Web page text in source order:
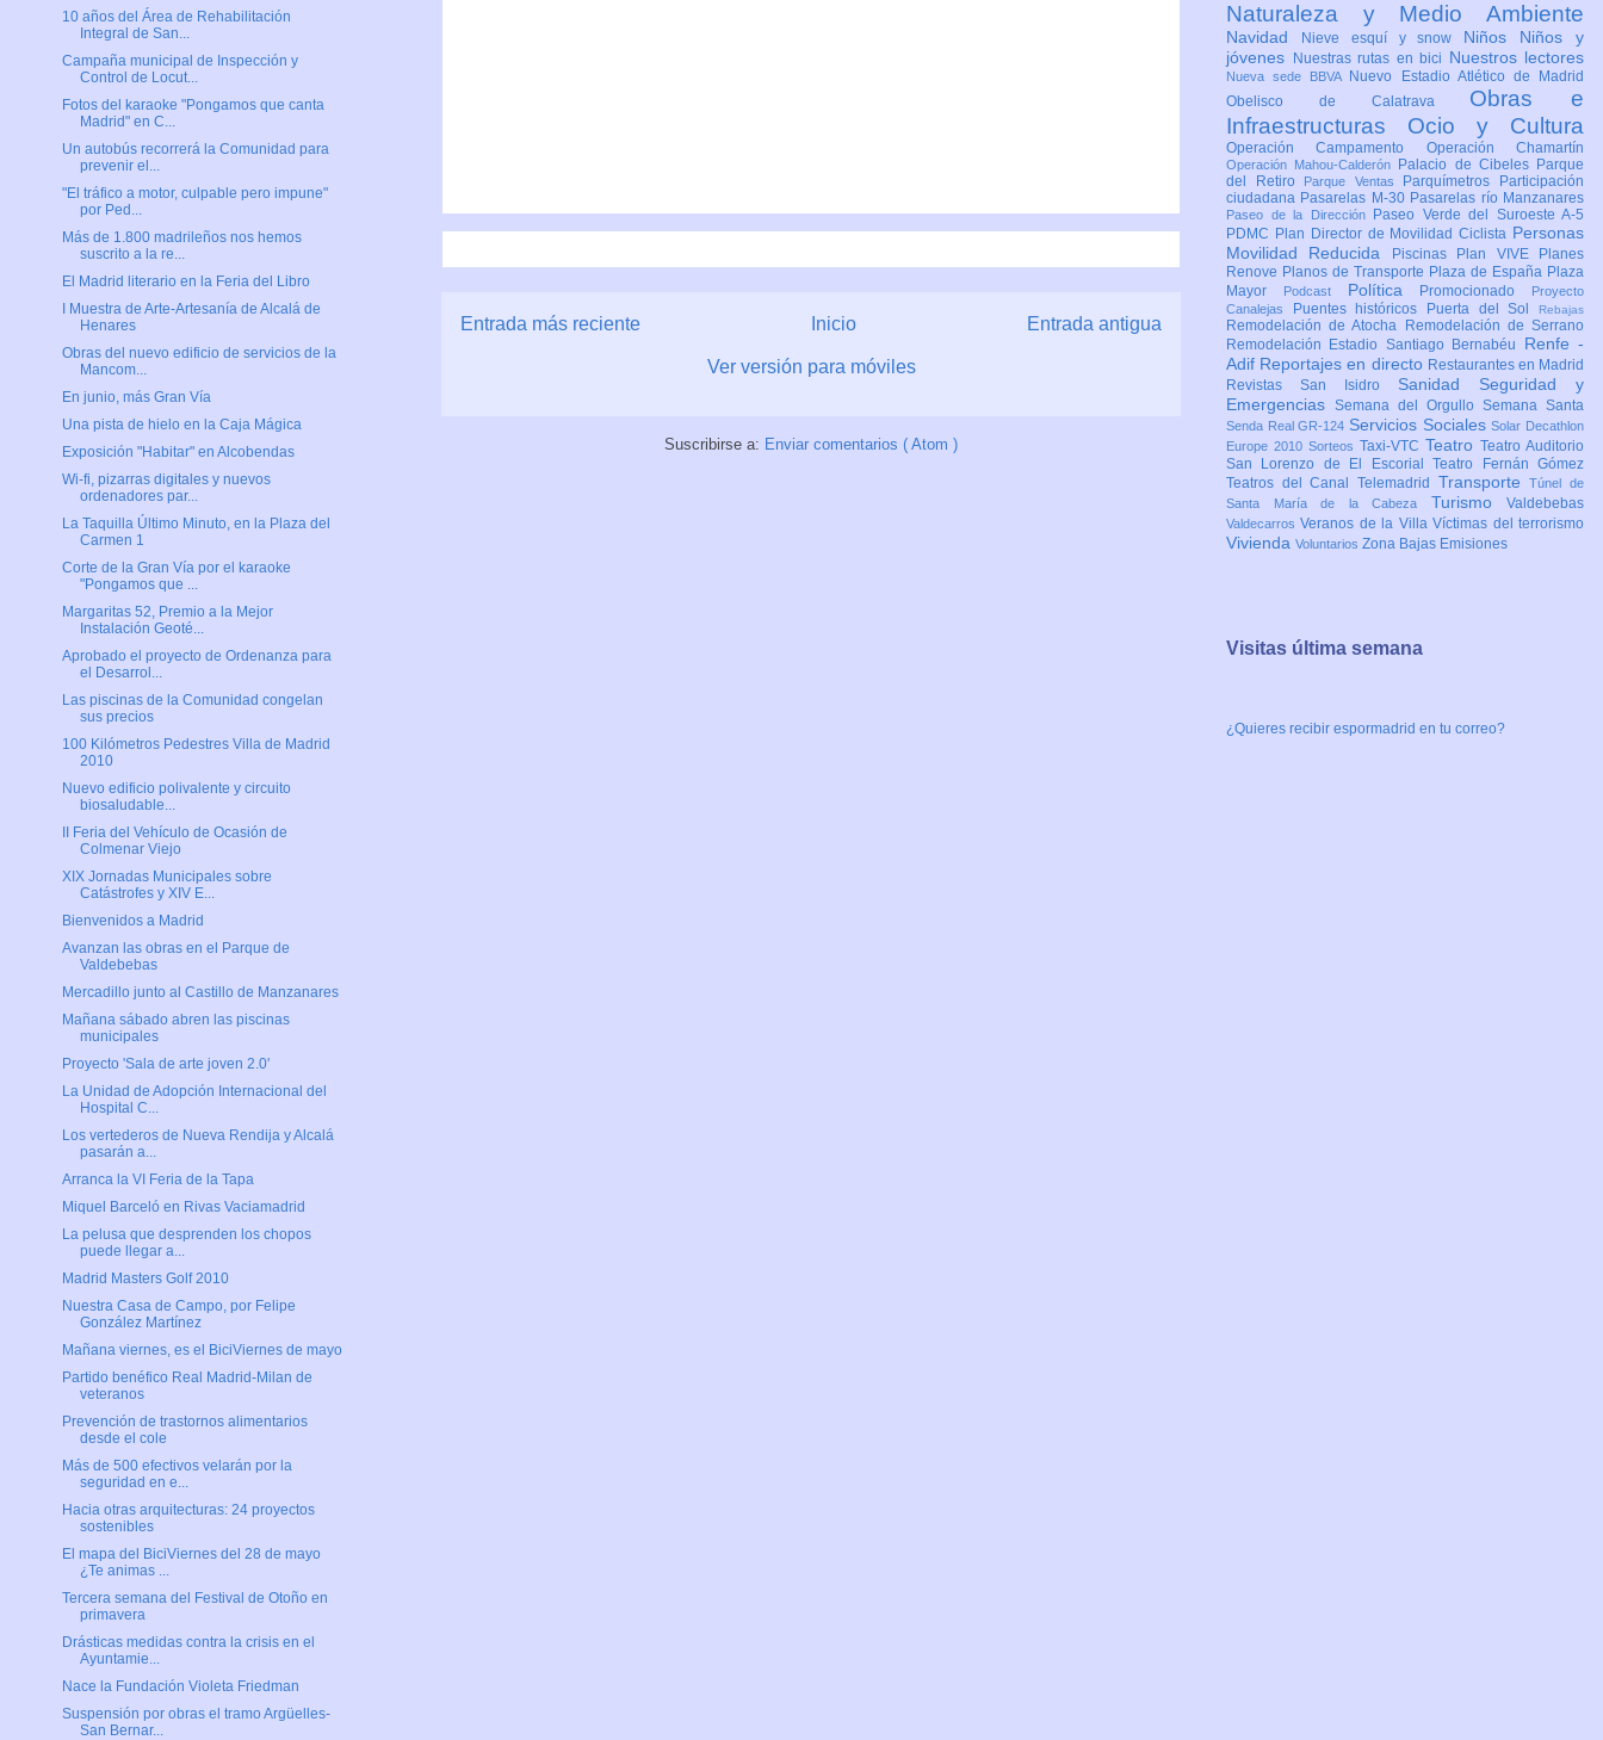
Entrada más reciente Entrada antigua
Inicio
Ver versión para móviles
Suscribirse a: Enviar comentarios ( Atom )
10 años del Área de Rehabilitación
Integral de San...
Campaña municipal de Inspección y
Control de Locut...
Fotos del karaoke "Pongamos que canta
Madrid" en C...
Un autobús recorrerá la Comunidad para
prevenir el...
"El tráfico a motor, culpable pero impune"
por Ped...
Más de 1.800 madrileños nos hemos
suscrito a la re...
El Madrid literario en la Feria del Libro
I Muestra de Arte-Artesanía de Alcalá de
Henares
Obras del nuevo edificio de servicios de la
Mancom...
En junio, más Gran Vía
Una pista de hielo en la Caja Mágica
Exposición "Habitar" en Alcobendas
Wi-fi, pizarras digitales y nuevos
ordenadores par...
La Taquilla Último Minuto, en la Plaza del
Carmen 1
Corte de la Gran Vía por el karaoke
"Pongamos que ...
Margaritas 52, Premio a la Mejor
Instalación Geoté...
Aprobado el proyecto de Ordenanza para
el Desarrol...
Las piscinas de la Comunidad congelan
sus precios
100 Kilómetros Pedestres Villa de Madrid
2010
Nuevo edificio polivalente y circuito
biosaludable...
II Feria del Vehículo de Ocasión de
Colmenar Viejo
XIX Jornadas Municipales sobre
Catástrofes y XIV E...
Bienvenidos a Madrid
Avanzan las obras en el Parque de
Valdebebas
Mercadillo junto al Castillo de Manzanares
Mañana sábado abren las piscinas
municipales
Proyecto 'Sala de arte joven 2.0'
La Unidad de Adopción Internacional del
Hospital C...
Los vertederos de Nueva Rendija y Alcalá
pasarán a...
Arranca la VI Feria de la Tapa
Miquel Barceló en Rivas Vaciamadrid
La pelusa que desprenden los chopos
puede llegar a...
Madrid Masters Golf 2010
Nuestra Casa de Campo, por Felipe
González Martínez
Mañana viernes, es el BiciViernes de mayo
Partido benéfico Real Madrid-Milan de
veteranos
Prevención de trastornos alimentarios
desde el cole
Más de 500 efectivos velarán por la
seguridad en e...
Hacia otras arquitecturas: 24 proyectos
sostenibles
El mapa del BiciViernes del 28 de mayo
¿Te animas ...
Tercera semana del Festival de Otoño en
primavera
Drásticas medidas contra la crisis en el
Ayuntamie...
Nace la Fundación Violeta Friedman
Suspensión por obras el tramo Argüelles-
San Bernar...
Naturaleza y Medio Ambiente
Navidad Nieve esquí y snow Niños Niños y
jóvenes
Nuestras rutas en bici Nuestros lectores
Nueva sede BBVA
Nuevo Estadio Atlético de Madrid
Obelisco de Calatrava Obras e
Infraestructuras Ocio y Cultura
Operación Campamento Operación Chamartín
Operación Mahou-Calderón Palacio de Cibeles Parque
del Retiro
Parque Ventas Parquímetros
Participación
ciudadana Pasarelas M-30 Pasarelas río Manzanares
Paseo de la Dirección
Paseo Verde del Suroeste A-5
PDMC Plan Director de Movilidad Ciclista Personas
Movilidad Reducida
Piscinas Plan VIVE
Planes
Renove Planos de Transporte Plaza de España Plaza
Mayor
Podcast Política Promocionado
Proyecto
Canalejas
Puentes históricos Puerta del Sol Rebajas
Remodelación de Atocha
Remodelación de Serrano
Remodelación Estadio Santiago Bernabéu Renfe -
Adif Reportajes en directo Restaurantes en Madrid
Revistas San Isidro Sanidad Seguridad y
Emergencias Semana del Orgullo Semana Santa
Senda Real GR-124 Servicios SocialesSolar Decathlon
Europe 2010 Sorteos Taxi-VTC Teatro Teatro Auditorio
San Lorenzo de El EscorialTeatro Fernán Gómez
Teatros del Canal Telemadrid TransporteTúnel de
Santa María de la Cabeza Turismo Valdebebas
ValdecarrosVeranos de la VillaVíctimas del terrorismo
Vivienda Voluntarios Zona Bajas Emisiones
Visitas última semana
¿Quieres recibir espormadrid en tu correo?